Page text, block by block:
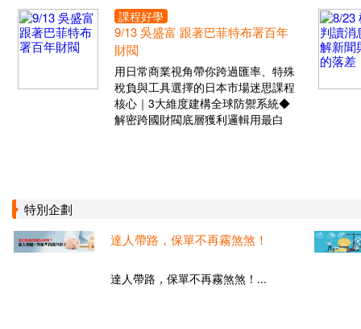
課程好學
9/13 吳盛富 跟著巴菲特布署百年
財閥
用日常商業視角帶你跨過匯率、特殊
稅負與工具選擇的日本市場迷思課程
核心｜3大維度建構全球防禦系統◆
解密跨國財閥底層獲利邏輯用最白
特別企劃
達人帶路，保單不再霧煞煞！
達人帶路，保單不再霧煞煞！...